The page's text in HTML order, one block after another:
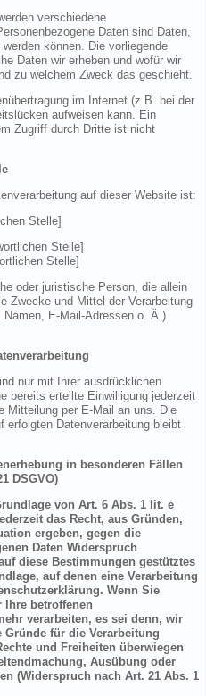
verschiedene
Daten sind Daten,
können. Die vorliegende
Daten wir erheben und wofür wir
zu welchem Zweck das geschieht.
im Internet (z.B. bei der
aufweisen kann. Ein
Zugriff durch Dritte ist nicht
auf dieser Website ist:
Stelle]
Stelle]
Stelle]
oder juristische Person, die allein
Zwecke und Mittel der Verarbeitung
E-Mail-Adressen o. Ä.)
nur mit Ihrer ausdrücklichen
bereits erteilte Einwilligung jederzeit
Mitteilung per E-Mail an uns. Die
erfolgten Datenverarbeitung bleibt
in besonderen Fällen
DSGVO)
von Art. 6 Abs. 1 lit. e
das Recht, aus Gründen,
ergeben, gegen die
Daten Widerspruch
diese Bestimmungen gestütztes
auf denen eine Verarbeitung
Wenn Sie
betroffenen
verarbeiten, es sei denn, wir
für die Verarbeitung
und Freiheiten überwiegen
Ausübung oder
(Widerspruch nach Art. 21 Abs. 1